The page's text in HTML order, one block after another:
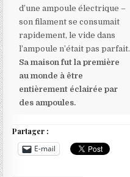
d’une ampoule électrique –
son filament se consumait
rapidement, le vide dans
l’ampoule n’était pas parfait.
Sa maison fut la première
au monde à être
entièrement éclairée par
des ampoules.
Partager :
E-mail